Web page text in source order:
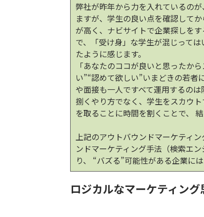
弊社が昨年から力を入れているの
ますが、学生の良い点を確認して
が高く、ナビサイトで企業探しを
で、「受け身」な学生が混じって
たように感じます。
「あなたのココが良いと思ったか
い”“認めて欲しい”いまどきの若者
や面接も一人ですべて運用するの
捌くやり方でなく、学生をスカウ
を取ることに時間を割くことで、
上記のアウトバウンドマーケティ
ンドマーケティング手法（検索エ
り、 “バズる”可能性がある企業に
ロジカルなマーケティン